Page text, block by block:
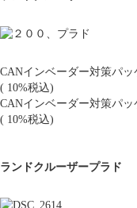
CANインベーダー対策パ
( 10%税込)
CANインベーダー対策パ
( 10%税込)
ランドクルーザープラド